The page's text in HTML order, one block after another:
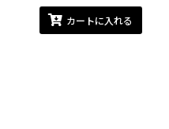
カートに入れる